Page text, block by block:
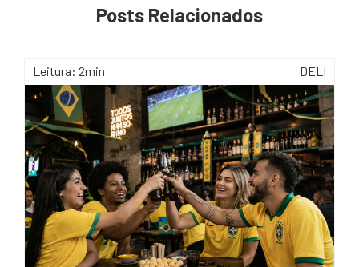
Posts Relacionados
Leitura: 2min DELI